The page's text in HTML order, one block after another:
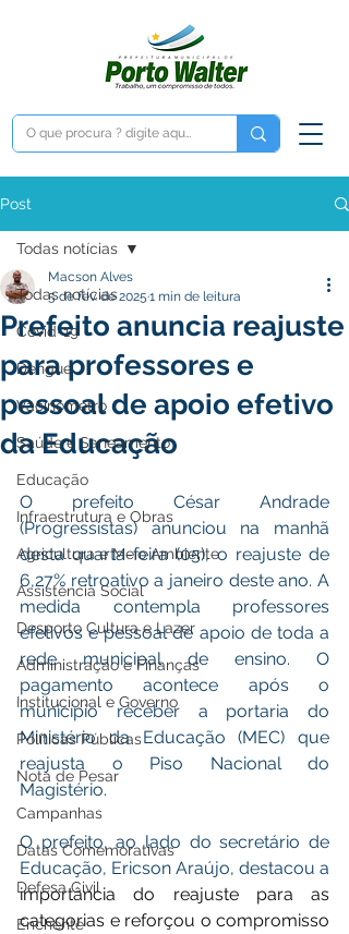
Post
Todas notícias
Covid-19
Dengue
Vacinômetro
Saúde e Saneamento
Educação
Infraestrutura e Obras
Agricultura e Meio Ambiente
Assistência Social
Desporto Cultura e Lazer
Administração e Finanças
Institucional e Governo
Políticas Públicas
Nota de Pesar
Campanhas
Datas Comemorativas
Defesa Civil
Enchente
Todas notícias
Prefeito anuncia reajuste
para professores e
pessoal de apoio efetivo
da Educação
Macson Alves
5 de fev. de 2025 1 min de leitura
O prefeito César Andrade
(Progressistas) anunciou na manhã
desta quarta-feira (05), o reajuste de
6,27% retroativo a janeiro deste ano. A
medida contempla professores
efetivos e pessoal de apoio de toda a
rede municipal de ensino. O
pagamento acontece após o
município receber a portaria do
Ministério da Educação (MEC) que
reajusta o Piso Nacional do
Magistério.
O prefeito, ao lado do secretário de
importância do reajuste para as
categorias e reforçou o compromisso